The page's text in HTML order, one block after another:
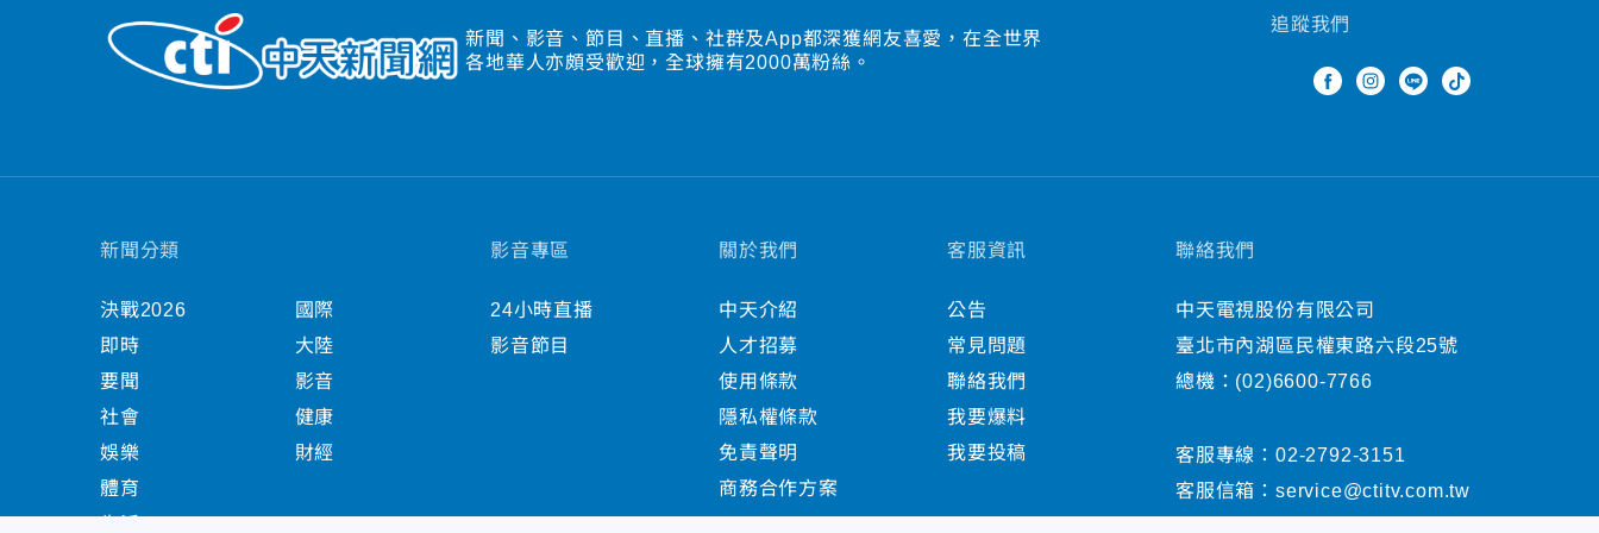
新聞、影音、節目、直播、社群及App都深獲網友喜愛，在全世界
各地華人亦頗受歡迎，全球擁有2000萬粉絲。
追蹤我們
新聞分類
決戰2026
即時
要聞
社會
娛樂
體育
國際
大陸
影音
健康
財經
影音專區
24小時直播
影音節目
關於我們
中天介紹
人才招募
使用條款
隱私權條款
免責聲明
商務合作方案
客服資訊
公告
常見問題
聯絡我們
我要爆料
我要投稿
聯絡我們
中天電視股份有限公司
臺北市內湖區民權東路六段25號
總機： (02)6600-7766
客服專線： 02-2792-3151
客服信箱： service@ctitv.com.tw